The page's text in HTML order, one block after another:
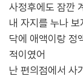
사정후에도 잠깐
내 자지를 누나
닥에 애액이랑 정
적이였어
난 편의점에서 사